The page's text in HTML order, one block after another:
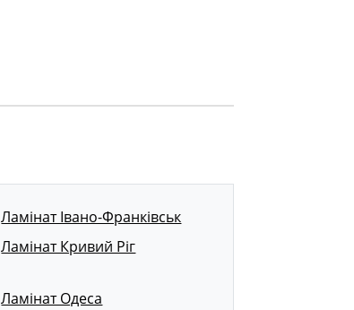
Ламінат Івано-Франківськ
Ламінат Кривий Ріг
Ламінат Одеса